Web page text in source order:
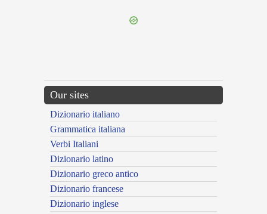
Our sites
Dizionario italiano
Grammatica italiana
Verbi Italiani
Dizionario latino
Dizionario greco antico
Dizionario francese
Dizionario inglese